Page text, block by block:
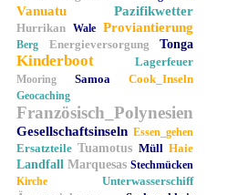
Vanuatu Pazifikwetter
Hurrikan Wale Proviantierung
Berg Energieversorgung Tonga
Kinderboot Lagerfeuer
Mooring Samoa Cook_Inseln
Geocaching
Französisch_Polynesien
Gesellschaftsinseln Essen_gehen
Ersatzteile Tuamotus Müll Haie
Landfall Marquesas Stechmücken
Kirche
Unterwasserschiff